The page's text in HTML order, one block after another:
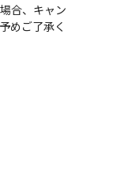
合、キャン
めご了承く